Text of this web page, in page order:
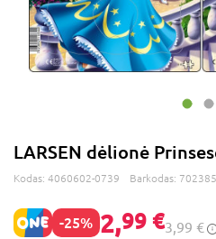
LARSEN dėlionė
Kodas: 4060602-0739 Barkodas:
-25% 2,99 €3,99 €